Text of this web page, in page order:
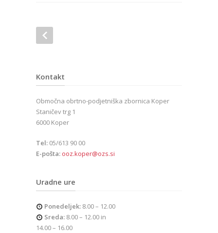
Kontakt
Območna obrtno-podjetniška zbornica Koper
Staničev trg 1
6000 Koper
Tel: 05/613 90 00
E-pošta: ooz.koper@ozs.si
Uradne ure
Ponedeljek: 8.00 – 12.00
Sreda: 8.00 – 12.00 in
14.00 – 16.00